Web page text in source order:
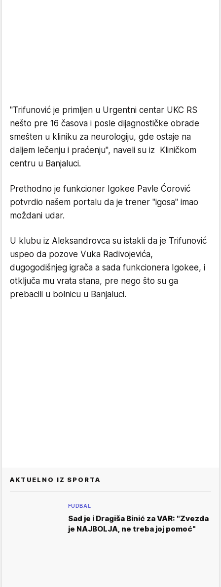
"Trifunović je primljen u Urgentni centar UKC RS
nešto pre 16 časova i posle dijagnostičke obrade
smešten u kliniku za neurologiju, gde ostaje na
daljem lečenju i praćenju", naveli su iz Kliničkom
centru u Banjaluci.
Prethodno je funkcioner Igokee Pavle Ćorović
potvrdio našem portalu da je trener "igosa" imao
moždani udar.
U klubu iz Aleksandrovca su istakli da je Trifunović
uspeo da pozove Vuka Radivojevića,
dugogodišnjeg igrača a sada funkcionera Igokee, i
otključa mu vrata stana, pre nego što su ga
prebacili u bolnicu u Banjaluci.
AKTUELNO IZ SPORTA
FUDBAL
Sad je i Dragiša Binić za VAR: "Zvezda
je NAJBOLJA, ne treba joj pomoć"